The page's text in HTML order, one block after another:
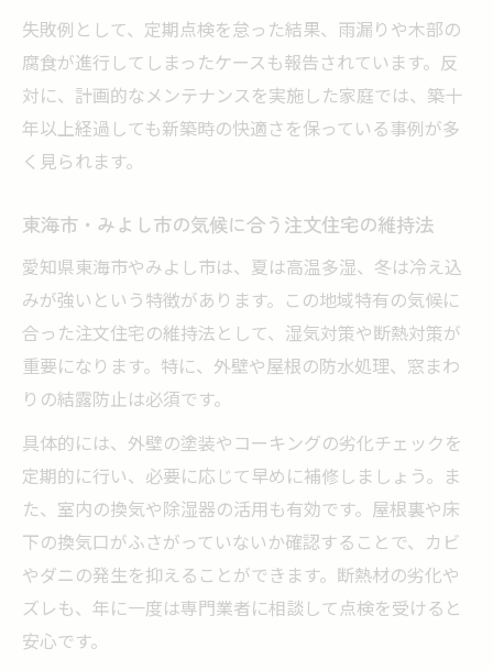
快適な住まいを保つ注文住宅の工夫と知識
定期的な点検が注文住宅の寿命に与える影
響
注文住宅の美しさを維持するためのケア方
初めての方へ注文住宅の点検ポイント集
注文住宅初心者が押さえるべき点検の基本
住宅ごとに異なる注文住宅の点検チェック
リスト
注文住宅の外装・内装メンテナンス方法解
説
見逃しがちな注文住宅点検箇所と解決策
注文住宅の点検時期とアフターサービスの
活用
安心を守るための注文住宅アフターケア術
注文住宅の安心を支えるアフターケアの重
要性
失敗例として、定期点検を怠った結果、雨漏りや木部の
腐食が進行してしまったケースも報告されています。反
対に、計画的なメンテナンスを実施した家庭では、築十
年以上経過しても新築時の快適さを保っている事例が多
く見られます。
東海市・みよし市の気候に合う注文住宅の維持法
愛知県東海市やみよし市は、夏は高温多湿、冬は冷え込
みが強いという特徴があります。この地域特有の気候に
合った注文住宅の維持法として、湿気対策や断熱対策が
重要になります。特に、外壁や屋根の防水処理、窓まわ
りの結露防止は必須です。
具体的には、外壁の塗装やコーキングの劣化チェックを
定期的に行い、必要に応じて早めに補修しましょう。ま
た、室内の換気や除湿器の活用も有効です。屋根裏や床
下の換気口がふさがっていないか確認することで、カビ
やダニの発生を抑えることができます。断熱材の劣化や
ズレも、年に一度は専門業者に相談して点検を受けると
安心です。